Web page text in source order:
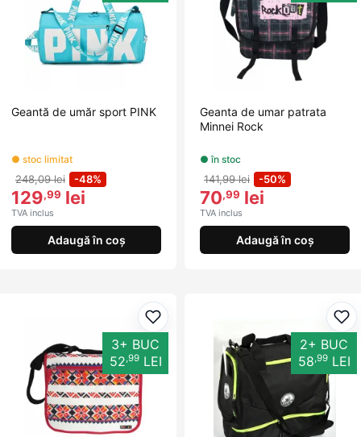
Geantă de umăr sport PINK
● stoc limitat
248,09 lei -48%
129,99 lei
TVA inclus
Adaugă în coș
Geanta de umar patrata
Minnei Rock
● în stoc
141,99 lei -50%
70,99 lei
TVA inclus
Adaugă în coș
Adaugă la favorite
3+ BUC
52,99LEI
2+ BUC
58,99LEI